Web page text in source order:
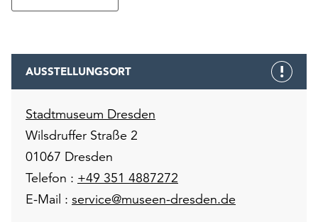
AUSSTELLUNGSORT
Stadtmuseum Dresden
Wilsdruffer Straße 2
01067 Dresden
Telefon : +49 351 4887272
E-Mail : service@museen-dresden.de